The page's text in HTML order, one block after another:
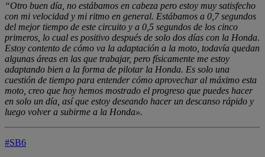
“Otro buen día, no estábamos en cabeza pero estoy muy satisfecho
con mi velocidad y mi ritmo en general. Estábamos a 0,7 segundos
del mejor tiempo de este circuito y a 0,5 segundos de los cinco
primeros, lo cual es positivo después de solo dos días con la Honda.
Estoy contento de cómo va la adaptación a la moto, todavía quedan
algunas áreas en las que trabajar, pero físicamente me estoy
adaptando bien a la forma de pilotar la Honda. Es solo una
cuestión de tiempo para entender cómo aprovechar al máximo esta
moto, creo que hoy hemos mostrado el progreso que puedes hacer
en solo un día, así que estoy deseando hacer un descanso rápido y
luego volver a subirme a la Honda».
#SB6